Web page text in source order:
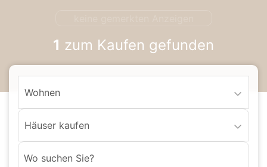
1 zum Kaufen gefunden
Wohnen
Häuser kaufen